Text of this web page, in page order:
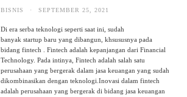
BISNIS · SEPTEMBER 25, 2021
Di era serba teknologi seperti saat ini, sudah
banyak startup baru yang dibangun, khsususnya pada
bidang fintech . Fintech adalah kepanjangan dari Financial
Technology. Pada intinya, Fintech adalah salah satu
perusahaan yang bergerak dalam jasa keuangan yang sudah
dikombinasikan dengan teknologi.Inovasi dalam fintech
adalah perusahaan yang bergerak di bidang jasa keuangan